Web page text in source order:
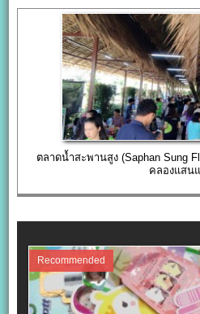
ตลาดน้ำสะพานสูง (Saphan Sung
คลองแสน
Recommended